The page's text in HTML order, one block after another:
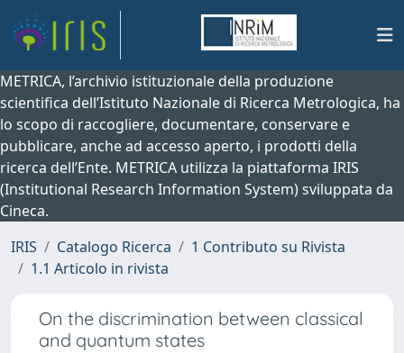
METRICA, l’archivio istituzionale della produzione
scientifica dell’Istituto Nazionale di Ricerca Metrologica, ha
lo scopo di raccogliere, documentare, conservare e
pubblicare, anche ad accesso aperto, i prodotti della
ricerca dell’Ente. METRICA utilizza la piattaforma IRIS
(Institutional Research Information System) sviluppata da
Cineca.
IRIS
Catalogo Ricerca
1 Contributo su Rivista
1.1 Articolo in rivista
On the discrimination between classical
and quantum states